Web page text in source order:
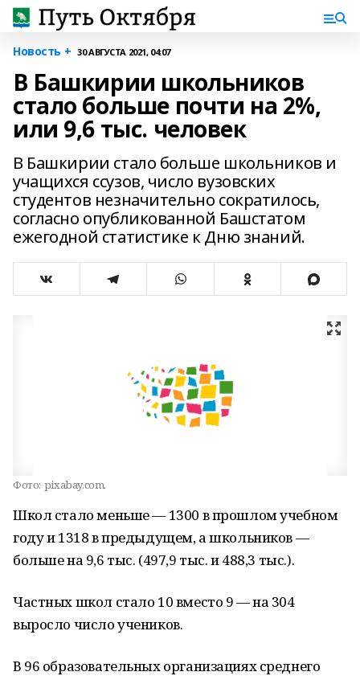
Новость + 30 АВГУСТА 2021, 04:07
В Башкирии школьников
стало больше почти на 2%,
или 9,6 тыс. человек
В Башкирии стало больше школьников и
учащихся ссузов, число вузовских
студентов незначительно сократилось,
согласно опубликованной Башстатом
ежегодной статистике к Дню знаний.
Фото: pixabay.com.
Школ стало меньше — 1300 в прошлом учебном
году и 1318 в предыдущем, а школьников —
больше на 9,6 тыс. (497,9 тыс. и 488,3 тыс.).
Частных школ стало 10 вместо 9 — на 304
выросло число учеников.
В 96 образовательных организациях среднего